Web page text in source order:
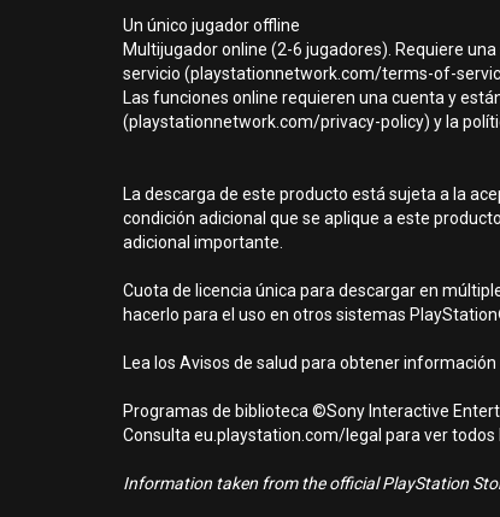
Un único jugador offline
Multijugador online (2-6 jugadores). Requiere
servicio (playstationnetwork.com/terms-of-
Las funciones online requieren una cuenta y
(playstationnetwork.com/privacy-policy) y la
La descarga de este producto está sujeta a la
condición adicional que se aplique a este
adicional importante.
Cuota de licencia única para descargar en
hacerlo para el uso en otros sistemas
Lea los Avisos de salud para obtener
Programas de biblioteca ©Sony Interactive
Consulta eu.playstation.com/legal para ver todos
Information taken from the official PlayStation